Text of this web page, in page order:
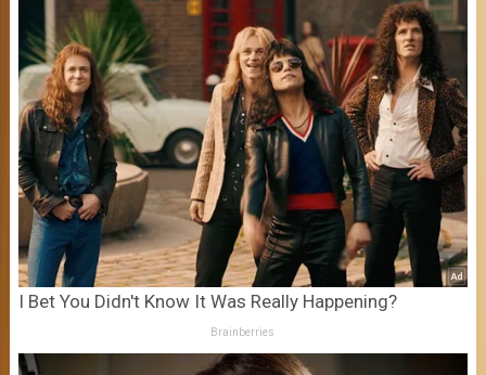
I Bet You Didn't Know It Was Really Happening?
Brainberries